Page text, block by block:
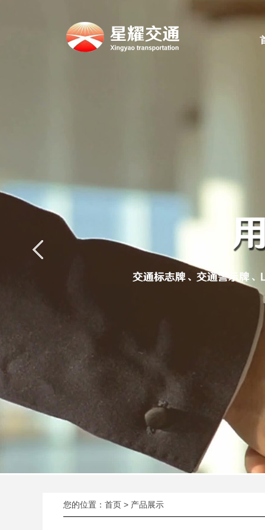
您的位置： 首页 > 产品展示